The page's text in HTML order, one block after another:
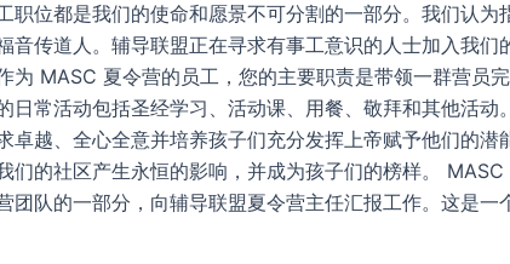
职位都是我们的使命和愿景不可分割的一部分。我们认为
音传道人。辅导联盟正在寻求有事工意识的人士加入我们
为 MASC 夏令营的员工，您的主要职责是带领一群营员
日常活动包括圣经学习、活动课、用餐、敬拜和其他活动
卓越、全心全意并培养孩子们充分发挥上帝赋予他们的潜
们的社区产生永恒的影响，并成为孩子们的榜样。
团队的一部分，向辅导联盟夏令营主任汇报工作。这是一